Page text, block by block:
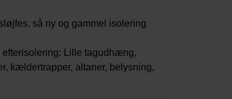
så ny og gammel isolering
Lille tagudhæng,
kældertrapper, altaner, belysning,